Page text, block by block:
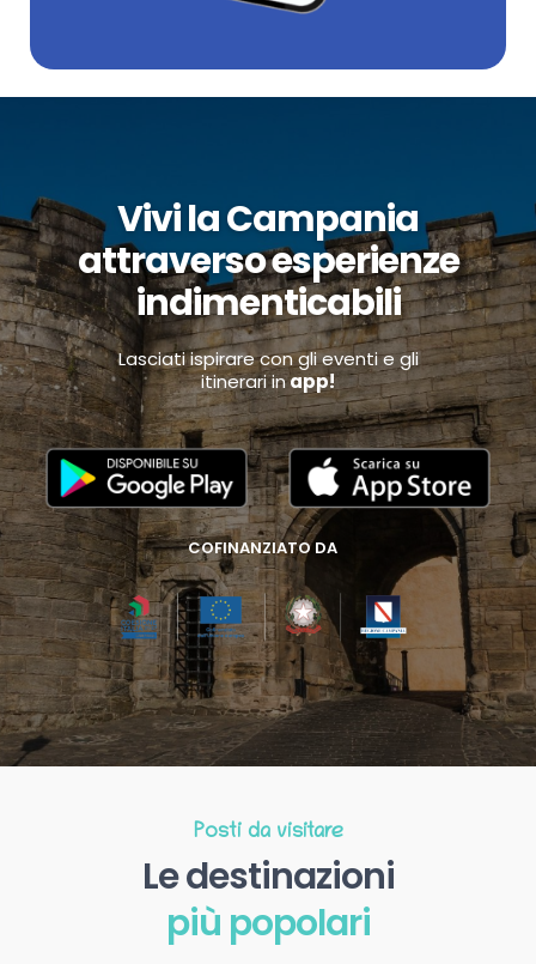
Vivi la Campania
attraverso esperienze
indimenticabili
Lasciati ispirare con gli eventi e gli
itinerari inapp!
COFINANZIATO DA
Posti da visitare
Le destinazioni
più popolari